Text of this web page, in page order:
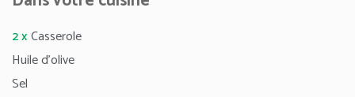
2 xCasserole
Huile d’olive
Sel